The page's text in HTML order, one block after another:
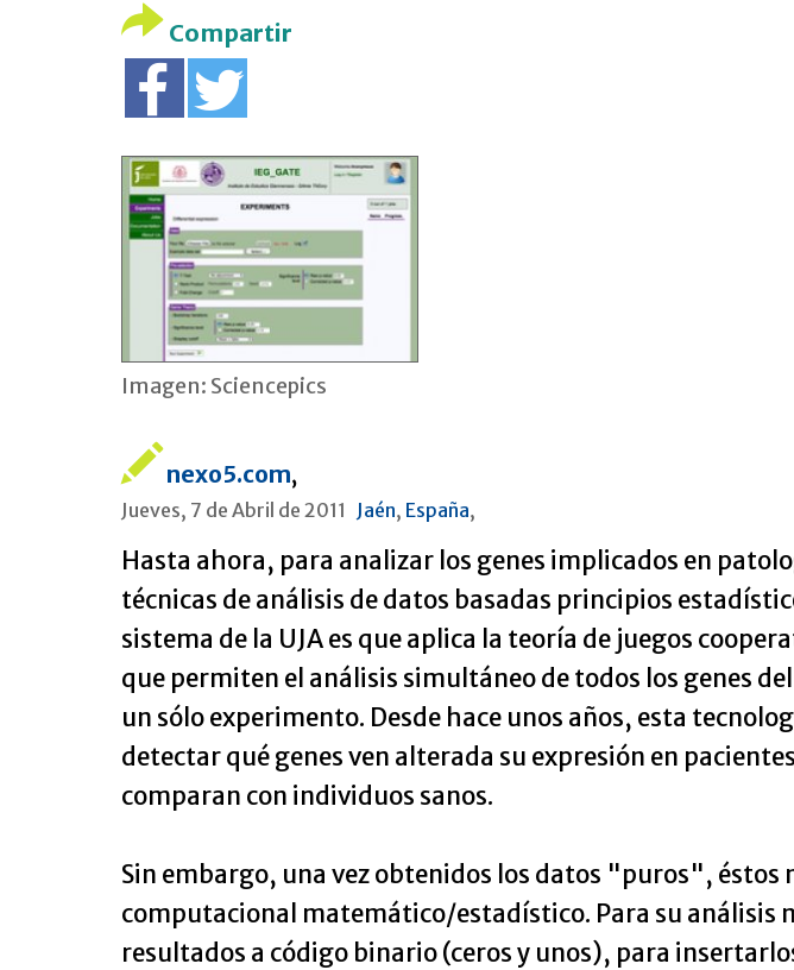
Compartir
Imagen: Sciencepics
nexo5.com,
Jueves, 7 de Abril de 2011 Jaén, España,
Hasta ahora, para analizar los genes implicados en
técnicas de análisis de datos basadas principios
sistema de la UJA es que aplica la teoría de juegos
que permiten el análisis simultáneo de todos los genes
un sólo experimento. Desde hace unos años, esta
detectar qué genes ven alterada su expresión en
comparan con individuos sanos.
Sin embargo, una vez obtenidos los datos "puros",
computacional matemático/estadístico. Para su análisis
resultados a código binario (ceros y unos), para